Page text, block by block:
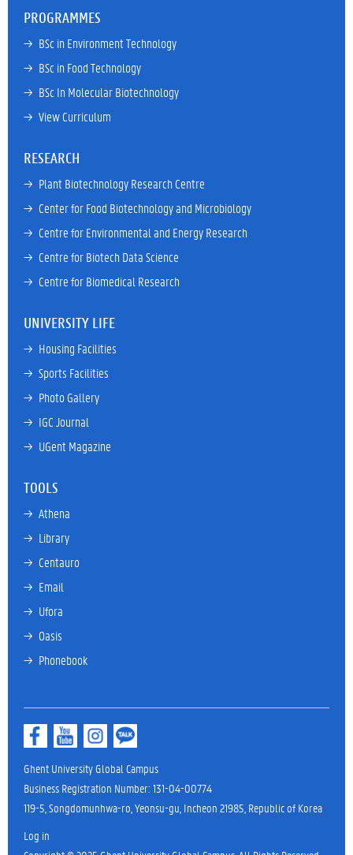
PROGRAMMES
→ BSc in Environment Technology
→ BSc in Food Technology
→ BSc In Molecular Biotechnology
→ View Curriculum
RESEARCH
→ Plant Biotechnology Research Centre
→ Center for Food Biotechnology and Microbiology
→ Centre for Environmental and Energy Research
→ Centre for Biotech Data Science
→ Centre for Biomedical Research
UNIVERSITY LIFE
→ Housing Facilities
→ Sports Facilities
→ Photo Gallery
→ IGC Journal
→ UGent Magazine
TOOLS
→ Athena
→ Library
→ Centauro
→ Email
→ Ufora
→ Oasis
→ Phonebook
Ghent University Global Campus
Business Registration Number: 131-04-00774
119-5, Songdomunhwa-ro, Yeonsu-gu, Incheon 21985, Republic of Korea
Log in